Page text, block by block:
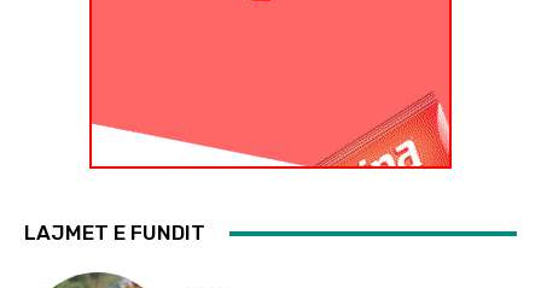
LAJMET E FUNDIT